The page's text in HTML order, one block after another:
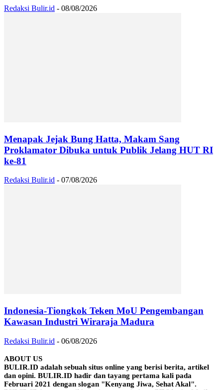
Redaksi Bulir.id - 08/08/2026
Menapak Jejak Bung Hatta, Makam Sang
Proklamator Dibuka untuk Publik Jelang HUT RI
ke-81
Redaksi Bulir.id - 07/08/2026
Indonesia-Tiongkok Teken MoU Pengembangan
Kawasan Industri Wiraraja Madura
Redaksi Bulir.id - 06/08/2026
ABOUT US
BULIR.ID adalah sebuah situs online yang berisi berita, artikel
dan opini. BULIR.ID hadir dan tayang pertama kali pada
Februari 2021 dengan slogan "Kenyang Jiwa, Sehat Akal".